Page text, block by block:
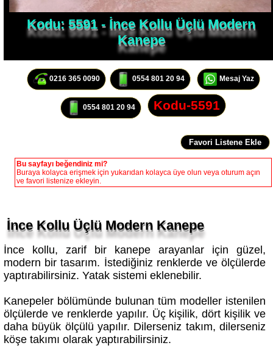
Kodu: 5591 - İnce Kollu Üçlü Modern
Kanepe
0216 365 0090 0554 801 20 94 Mesaj Yaz
0554 801 20 94 Kodu-5591
Buraya kolayca erişmek için yukarıdan kolayca üye olun veya oturum açın
ve favori listenize ekleyin.
İnce Kollu Üçlü Modern Kanepe
İnce kollu, zarif bir kanepe arayanlar için güzel,
modern bir tasarım. İstediğiniz renklerde ve ölçülerde
yaptırabilirsiniz. Yatak sistemi eklenebilir.
ölçülerde ve renklerde yapılır. Üç kişilik, dört kişilik ve
daha büyük ölçülü yapılır. Dilerseniz takım, dilerseniz
köşe takımı olarak yaptırabilirsiniz.